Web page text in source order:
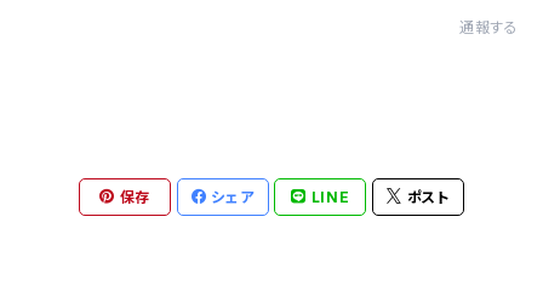
通報する
保存 シェア LINE ポスト